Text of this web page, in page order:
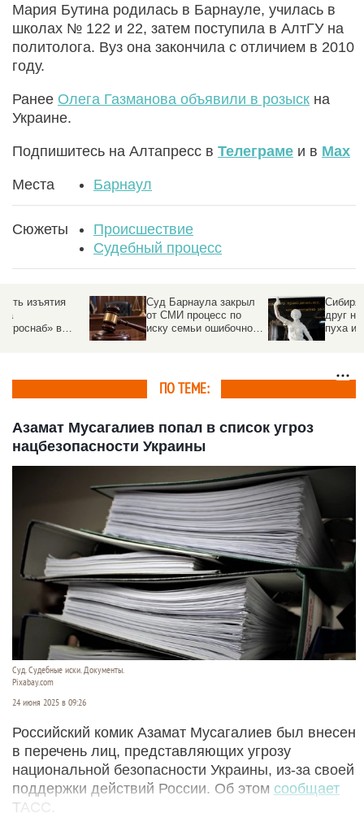
Мария Бутина родилась в Барнауле, училась в
школах № 122 и 22, затем поступила в АлтГУ на
политолога. Вуз она закончила с отличием в 2010
году.
Ранее Олега Газманова объявили в розыск на
Украине.
Подпишитесь на Алтапресс в Телеграме и в Max
Места Барнаул
Сюжеты
Происшествие
Судебный процесс
Суд Барнаула закрыл
от СМИ процесс по
иску семьи ошибочно
обвиненного в убийстве
Сибиряки подали в суд
друг на друга из-за
пуха и перьев
ПО ТЕМЕ:
Азамат Мусагалиев попал в список угроз
нацбезопасности Украины
Суд. Судебные иски. Документы.
Pixabay.com
24 июня 2025 в 09:26
Российский комик Азамат Мусагалиев был внесен
в перечень лиц, представляющих угрозу
национальной безопасности Украины, из-за своей
поддержки действий России. Об этом сообщает
ТАСС.